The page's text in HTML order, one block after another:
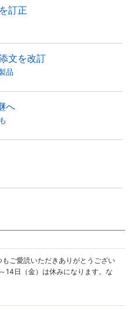
訂正
文を改訂
品
へ
もご愛読いただきありがとうござい
14日（金）は休みになります。な